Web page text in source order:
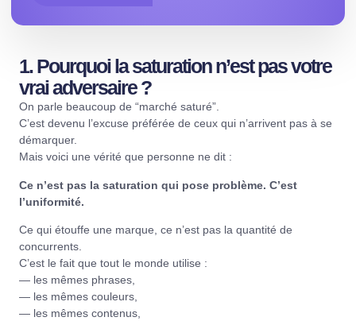
1. Pourquoi la saturation n’est pas votre
vrai adversaire ?
On parle beaucoup de “marché saturé”.
C’est devenu l’excuse préférée de ceux qui n’arrivent pas à se
démarquer.
Mais voici une vérité que personne ne dit :
Ce n’est pas la saturation qui pose problème. C’est
l’uniformité.
Ce qui étouffe une marque, ce n’est pas la quantité de
concurrents.
C’est le fait que tout le monde utilise :
— les mêmes phrases,
— les mêmes couleurs,
— les mêmes contenus,